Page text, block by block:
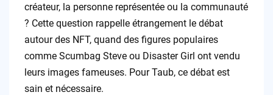
créateur, la personne représentée ou la communauté
? Cette question rappelle étrangement le débat
autour des NFT, quand des figures populaires
comme Scumbag Steve ou Disaster Girl ont vendu
leurs images fameuses. Pour Taub, ce débat est
sain et nécessaire.